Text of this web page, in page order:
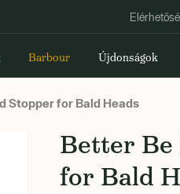
Barbour Újdonságok
Stopper for Bald Heads
Better
for Bald